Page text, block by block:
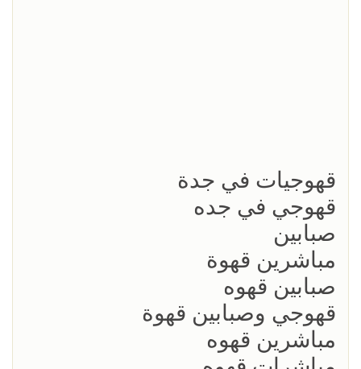
قهوجيات في جدة
قهوجي في جده
صبابين
مباشرين قهوة
صبابين قهوه
قهوجي وصبابين قهوة
مباشرين قهوه